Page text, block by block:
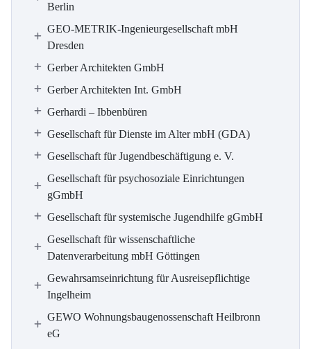
Berlin
GEO-METRIK-Ingenieurgesellschaft mbH
Dresden
Gerber Architekten GmbH
Gerber Architekten Int. GmbH
Gerhardi – Ibbenbüren
Gesellschaft für Dienste im Alter mbH (GDA)
Gesellschaft für Jugendbeschäftigung e. V.
Gesellschaft für psychosoziale Einrichtungen
gGmbH
Gesellschaft für systemische Jugendhilfe gGmbH
Gesellschaft für wissenschaftliche
Datenverarbeitung mbH Göttingen
Gewahrsamseinrichtung für Ausreisepflichtige
Ingelheim
GEWO Wohnungsbaugenossenschaft Heilbronn
eG